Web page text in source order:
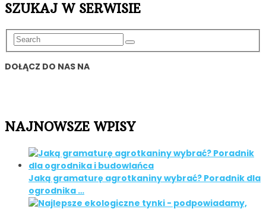
SZUKAJ W SERWISIE
DOŁĄCZ DO NAS NA
NAJNOWSZE WPISY
Jaką gramaturę agrotkaniny wybrać? Poradnik dla
ogrodnika …